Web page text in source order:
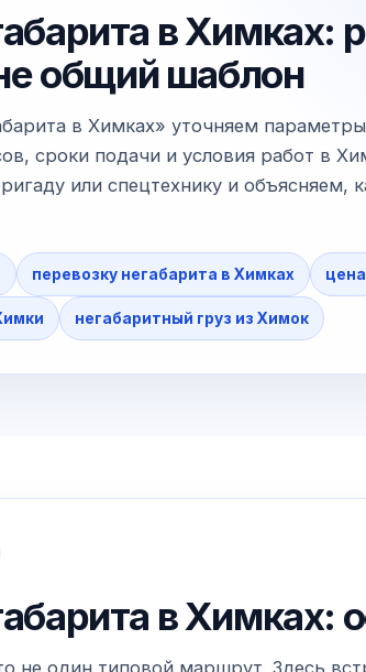
в Химках:
общий шаблон
в Химках» уточняем параметры
сроки подачи и условия работ в
или спецтехнику и объясняем,
перевозку негабарита в Химках
негабаритный груз из Химок
в Химках:
один типовой маршрут. Здесь